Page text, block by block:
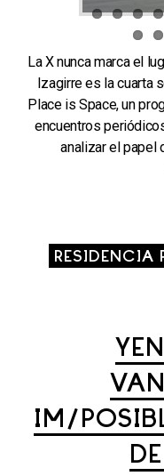
La X nunca marca el
Izagirre es la cuarta
Place is Space, un
encuentros
analizar el papel
RESIDENCIA
IM/